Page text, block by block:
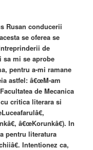
Rusan conducerii
se oferea se
de
sa mi se aprobe
pentru a-mi ramane
astfel: â€œM-am
de Mecanica
critica literara si
â€œKorunkâ€). In
pentru literatura
Intentionez ca,